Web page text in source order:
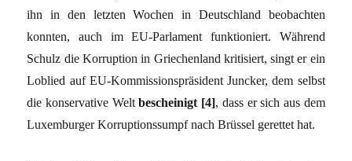
ihn in den letzten Wochen in Deutschland beobachten
konnten, auch im EU-Parlament funktioniert. Während
Schulz die Korruption in Griechenland kritisiert, singt er ein
Loblied auf EU-Kommissionspräsident Juncker, dem selbst
die konservative Weltbescheinigt [4], dass er sich aus dem
Luxemburger Korruptionssumpf nach Brüssel gerettet hat.